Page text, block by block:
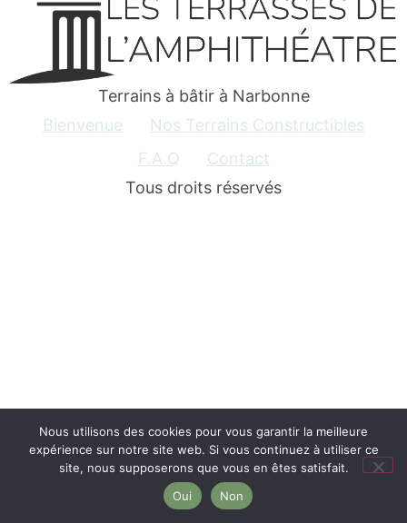
Terrains à bâtir à Narbonne
Bienvenue
Nos Terrains Constructibles
F.A.Q
Contact
Tous droits réservés
Nous utilisons des cookies pour vous garantir la meilleure
expérience sur notre site web. Si vous continuez à utiliser ce
site, nous supposerons que vous en êtes satisfait.
Oui
Non